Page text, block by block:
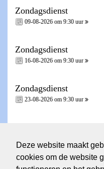
Deze website maakt
cookies om de website
Zondagsdienst
09-08-2026 om 9:30 uur
Zondagsdienst
16-08-2026 om 9:30 uur
Zondagsdienst
23-08-2026 om 9:30 uur
Wilt u een account